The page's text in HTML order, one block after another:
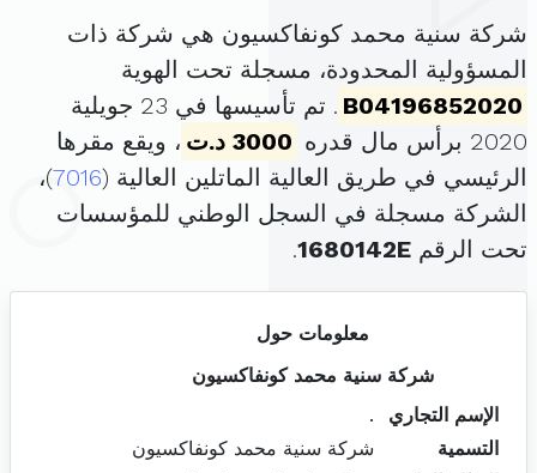
شركة سنية محمد كونفاكسيون هي شركة ذات
المسؤولية المحدودة، مسجلة تحت الهوية
B04196852020
. تم تأسيسها في 23 جويلية
2020 برأس مال قدره
3000 د.ت
، ويقع مقرها
الرئيسي في طريق العالية الماتلين العالية (7016)،
الشركة مسجلة في السجل الوطني للمؤسسات
تحت الرقم 1680142E
.
معلومات حول
شركة سنية محمد كونفاكسيون
الإسم التجاري
.
التسمية
شركة سنية محمد كونفاكسيون